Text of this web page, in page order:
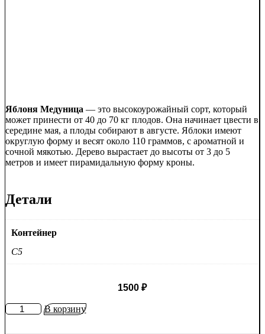
Яблоня Медуница — это высокоурожайный сорт, который
может принести от 40 до 70 кг плодов. Она начинает цвести в
середине мая, а плоды собирают в августе. Яблоки имеют
округлую форму и весят около 110 граммов, с ароматной и
сочной мякотью. Дерево вырастает до высоты от 3 до 5
метров и имеет пирамидальную форму кроны.
Детали
Контейнер
C5
1500 ₽
КоличествоВ корзину